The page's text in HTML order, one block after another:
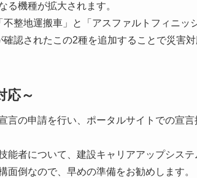
機種が拡大されます。
整地運搬車」と「アスファルトフィニッ
認されたこの2種を追加することで災害対
応～
の申請を行い、ポータルサイトでの宣
者について、建設キャリアアップシス
倒なので、早めの準備をお勧めします。